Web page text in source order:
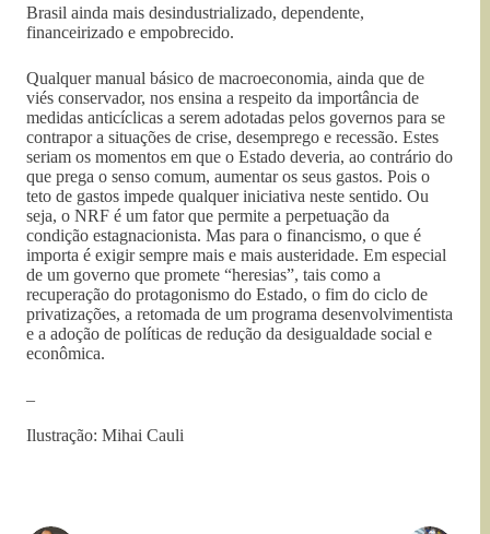
Brasil ainda mais desindustrializado, dependente,
financeirizado e empobrecido.
Qualquer manual básico de macroeconomia, ainda que de
viés conservador, nos ensina a respeito da importância de
medidas anticíclicas a serem adotadas pelos governos para se
contrapor a situações de crise, desemprego e recessão. Estes
seriam os momentos em que o Estado deveria, ao contrário do
que prega o senso comum, aumentar os seus gastos. Pois o
teto de gastos impede qualquer iniciativa neste sentido. Ou
seja, o NRF é um fator que permite a perpetuação da
condição estagnacionista. Mas para o financismo, o que é
importa é exigir sempre mais e mais austeridade. Em especial
de um governo que promete “heresias”, tais como a
recuperação do protagonismo do Estado, o fim do ciclo de
privatizações, a retomada de um programa desenvolvimentista
e a adoção de políticas de redução da desigualdade social e
econômica.
–
Ilustração: Mihai Cauli